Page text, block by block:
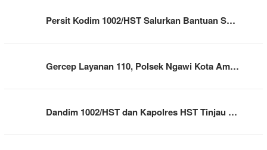
Persit Kodim 1002/HST Salurkan Bantuan S…
Gercep Layanan 110, Polsek Ngawi Kota Am…
Dandim 1002/HST dan Kapolres HST Tinjau …